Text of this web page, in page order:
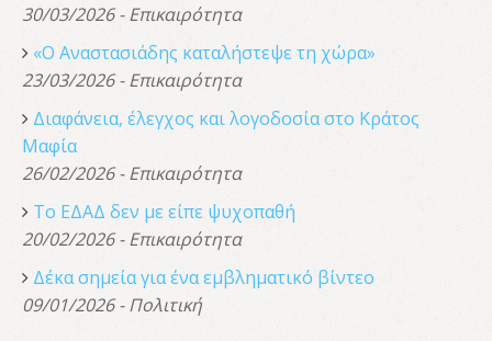
30/03/2026 - Επικαιρότητα
«Ο Αναστασιάδης καταλήστεψε τη χώρα»
23/03/2026 - Επικαιρότητα
Διαφάνεια, έλεγχος και λογοδοσία στο Κράτος
Μαφία
26/02/2026 - Επικαιρότητα
Το ΕΔΑΔ δεν με είπε ψυχοπαθή
20/02/2026 - Επικαιρότητα
Δέκα σημεία για ένα εμβληματικό βίντεο
09/01/2026 - Πολιτική